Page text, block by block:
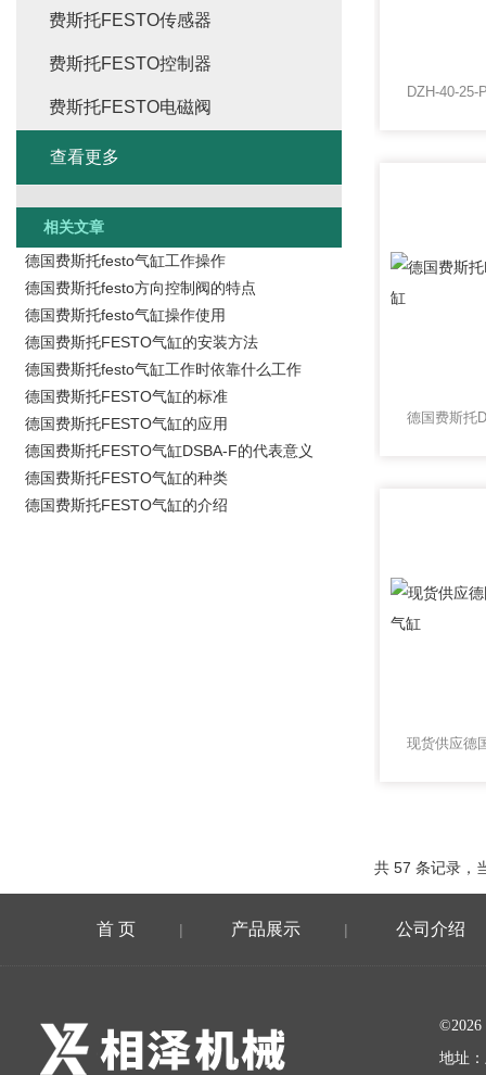
共 57 条记录
费斯托FESTO传感器
费斯托FESTO控制器
费斯托FESTO电磁阀
查看更多
相关文章
德国费斯托festo气缸工作操作
德国费斯托festo方向控制阀的特点
德国费斯托festo气缸操作使用
德国费斯托FESTO气缸的安装方法
德国费斯托festo气缸工作时依靠什么工作
德国费斯托FESTO气缸的标准
德国费斯托FESTO气缸的应用
德国费斯托FESTO气缸DSBA-F的代表意义
德国费斯托FESTO气缸的种类
德国费斯托FESTO气缸的介绍
首 页 | 产品展示 | 公司介绍
地址